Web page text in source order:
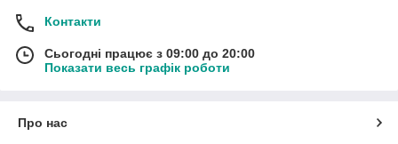
Контакти
Сьогодні працює з 09:00 до 20:00
Показати весь графік роботи
Про нас